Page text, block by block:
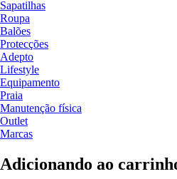
Sapatilhas
Roupa
Balões
Protecções
Adepto
Lifestyle
Equipamento
Praia
Manutenção física
Outlet
Marcas
Adicionando ao